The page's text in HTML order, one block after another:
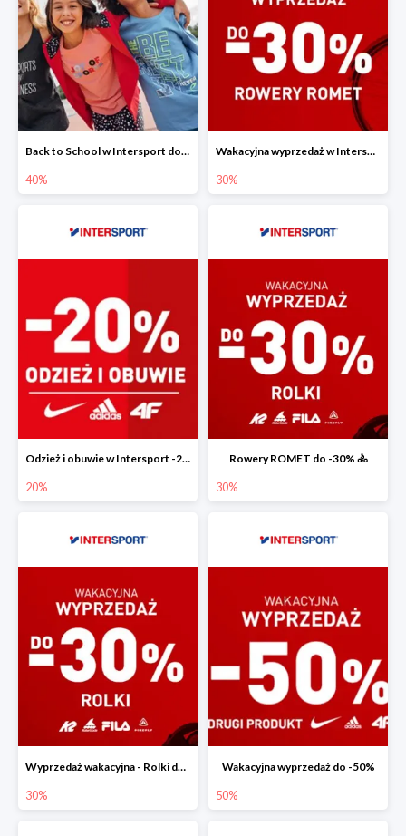
Back to School w Intersport do -40%
40%
Wakacyjna wyprzedaż w Intersport - rowery Romet do -30%
30%
Odzież i obuwie w Intersport -20%
20%
Rowery ROMET do -30% 🚴
30%
Wyprzedaż wakacyjna - Rolki do -30%
30%
Wakacyjna wyprzedaż do -50%
50%